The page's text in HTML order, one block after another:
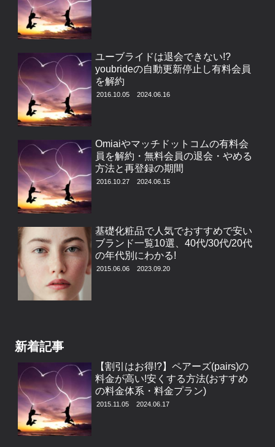
ユーブライドは退会できない!?
youbrideの自動更新停止し有料会員
を解約
2016.10.05 2024.06.16
Omiaiやマッチドットコムの有料会
員を解約・無料会員の退会・やめる
方法と再登録の期間
2016.10.27 2024.06.15
基礎化粧品で人気でおすすめで安い
ブランド一覧10選、40代/30代/20代
の年代別にわかる!
2015.06.06 2023.09.20
新着記事
【割引はお得!?】ペアーズ(pairs)の
料金が高い!安くする方法(おすすめ
の料金体系・料金プラン)
2015.11.05 2024.06.17